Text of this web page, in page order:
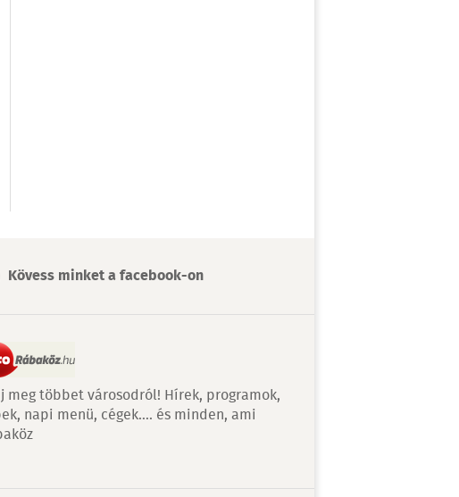
Kövess minket a facebook-on
meg többet városodról! Hírek, programok,
napi menü, cégek…. és minden, ami